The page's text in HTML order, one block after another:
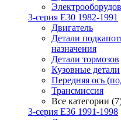
3-серия E30 1982-1991
Двигатель
Детали
назначения
Детали тормозов
Кузовные детали
Передняя ось
Трансмиссия
Все категории
3-серия E36 1991-1998